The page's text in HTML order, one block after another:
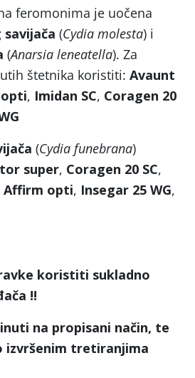
feromonima je uočena
(Cydia molesta) i
(Anarsia leneatella). Za
štetnika koristiti: Avaunt
, Imidan SC, Coragen 20
(Cydia funebrana)
super, Coragen 20 SC,
Affirm opti, Insegar 25 WG,
koristiti sukladno
!!
na propisani način, te
izvršenim tretiranjima